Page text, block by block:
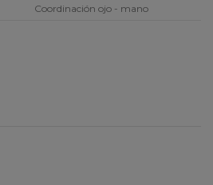
Coordinación ojo - mano